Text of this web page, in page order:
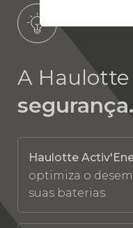
A Haulotte
segurança.
Haulotte
optimiza o
suas baterias.